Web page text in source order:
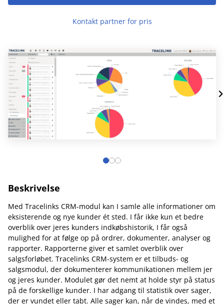
Kontakt partner for pris
Beskrivelse
Med Tracelinks CRM-modul kan I samle alle informationer om
eksisterende og nye kunder ét sted. I får ikke kun et bedre
overblik over jeres kunders indkøbshistorik, I får også
mulighed for at følge op på ordrer, dokumenter, analyser og
rapporter. Rapporterne giver et samlet overblik over
salgsforløbet. Tracelinks CRM-system er et tilbuds- og
salgsmodul, der dokumenterer kommunikationen mellem jer
og jeres kunder. Modulet gør det nemt at holde styr på status
på de forskellige kunder. I har adgang til statistik over sager,
der er vundet eller tabt. Alle sager kan, når de vindes, med et